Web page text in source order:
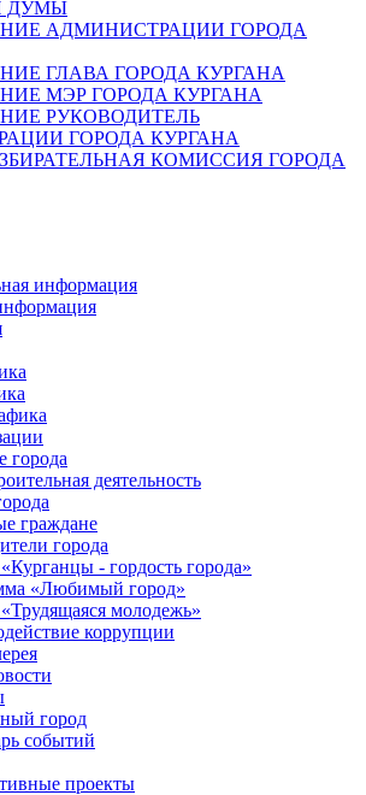
ДУМЫ
АДМИНИСТРАЦИИ ГОРОДА
ГЛАВА ГОРОДА КУРГАНА
МЭР ГОРОДА КУРГАНА
РУКОВОДИТЕЛЬ
ГОРОДА КУРГАНА
КОМИССИЯ ГОРОДА
информация
города
деятельность
граждане
города
- гордость города»
«Любимый город»
молодежь»
коррупции
город
событий
проекты